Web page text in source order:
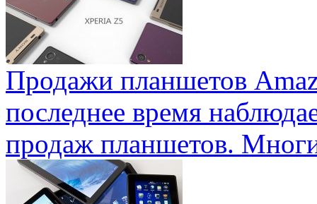
Продажи планшетов
последнее время
продаж планшетов.